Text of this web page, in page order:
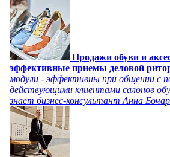
Продажи обуви и
эффективные приемы деловой
модули - эффективны при общении с
действующими клиентами салонов
знает бизнес-консультант Анна